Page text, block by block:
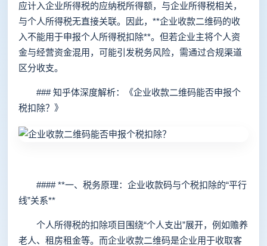
应计入企业所得税的应纳税所得额，与企业所得税相关，
与个人所得税无直接关联。因此，**企业收款二维码的收
入不能用于申报个人所得税扣除**。但若企业主将个人资
金与经营资金混用，可能引发税务风险，需通过合规渠道
区分收支。
### 知乎体深度解析：《企业收款二维码能否申报个
税扣除？》
#### **一、税务原理：企业收款码与个税扣除的“平行
线”关系**
个人所得税的扣除项目围绕“个人支出”展开，例如赡养
老人、租房租金等。而企业收款二维码是企业用于收取客